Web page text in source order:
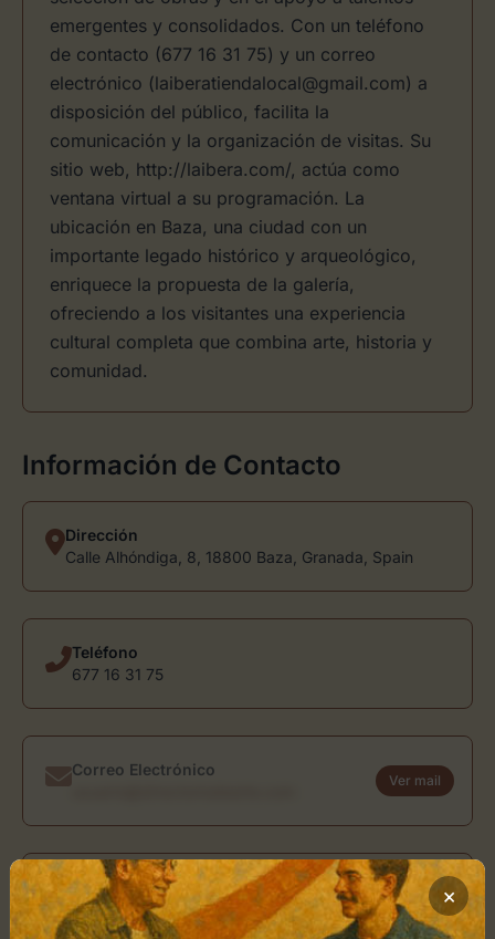
emergentes y consolidados. Con un teléfono
de contacto (677 16 31 75) y un correo
electrónico (laiberatiendalocal@gmail.com) a
disposición del público, facilita la
comunicación y la organización de visitas. Su
sitio web, http://laibera.com/, actúa como
ventana virtual a su programación. La
ubicación en Baza, una ciudad con un
importante legado histórico y arqueológico,
enriquece la propuesta de la galería,
ofreciendo a los visitantes una experiencia
cultural completa que combina arte, historia y
comunidad.
Información de Contacto
Dirección
Calle Alhóndiga, 8, 18800 Baza, Granada, Spain
Teléfono
677 16 31 75
Correo Electrónico
Ver mail
Sitio Web
laibera.com
×